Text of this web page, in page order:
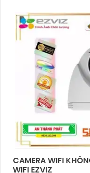
CAMERA WIFI
WIFI EZVIZ